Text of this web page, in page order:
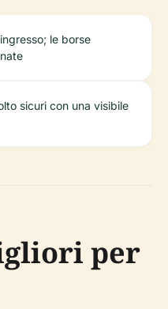
le borse
sicuri con una visibile
per